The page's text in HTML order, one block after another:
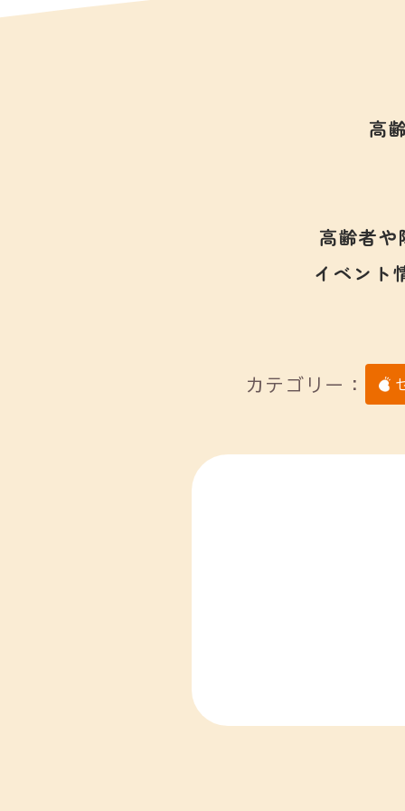
高
高齢者
イベント
カテゴリー：